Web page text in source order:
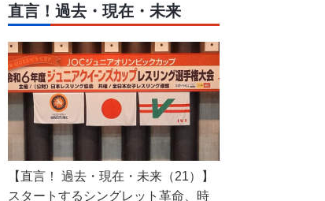
直言！過去・現在・未来
【直言！ 過去・現在・未来（21）】
スタートするシングレット革命、時